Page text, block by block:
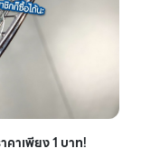
าเพียง 1 บาท!